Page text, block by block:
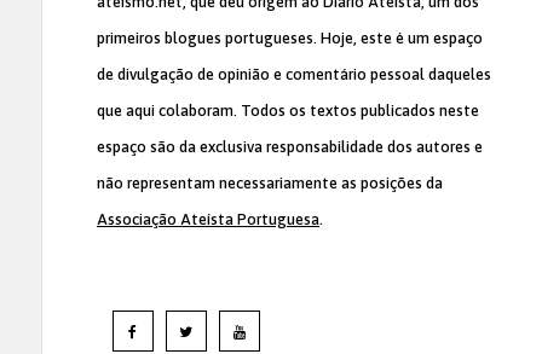
primeiros blogues portugueses. Hoje, este é um espaço
de divulgação de opinião e comentário pessoal daqueles
que aqui colaboram. Todos os textos publicados neste
espaço são da exclusiva responsabilidade dos autores e
não representam necessariamente as posições da
Associação Ateísta Portuguesa.